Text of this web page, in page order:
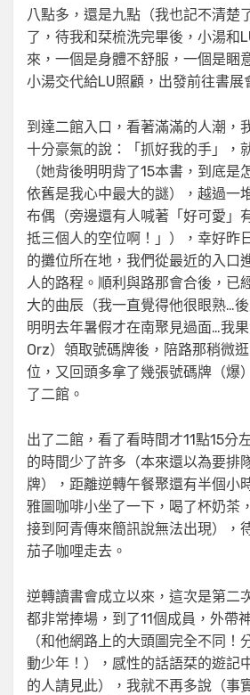
八點多，還是九點（我也記不清楚
了，待我和栞梳洗完畢後，小湯和
來，一個是身體不舒服，一個是睏
小湯交代給LU照顧，出發前往書展
到達二館入口，看著滿滿的人潮，
十分豪氣的說：「抓好我的手」，
（她背後明明背了15本書，到底是
依舊是我心中最大的謎），越過一
布偶（旁邊還有人喊著「好可愛」
抵三個人的空位啊！」），幸好昨
的攤位所在地，我們從最近的入口
人的路程。順利與路那會合後，已
大的曲辰（我一直覺得他很眼熟…
明明去年暑假才在南聚見過面…我
Orz）領取號碼牌後，陪路那稍微
位，又回頭多拿了幾張號碼牌（爆
了二館。
出了二館，看了看時間才11點15分
的時間少了許多（本來還以為要排
牌），距離逆轉午餐聚還有半個小
雅圖咖啡小坐了一下，喝了杯奶茶
接到阿青傳來簡訊說無法出現），
茄子咖哩走去。
逆轉讀書會成立以來，這次是第二
都非常捧場，到了11個成員，外帶
（和他網路上的大頭圖完全不同！
動少年！），感性的話語栞的遊記
的人請見此），我就不再多說（事